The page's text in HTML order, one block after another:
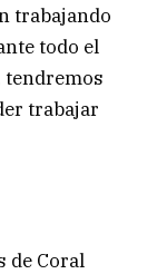
trabajando
todo el
tendremos
trabajar
de Coral